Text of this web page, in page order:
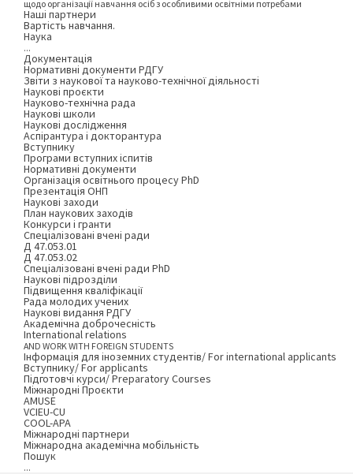
щодо організації навчання осіб з особливими освітніми потребами
Наші партнери
Вартість навчання.
Наука
...
Документація
Нормативні документи РДГУ
Звіти з наукової та науково-технічної діяльності
Наукові проєкти
Науково-технічна рада
Наукові школи
Наукові дослідження
Аспірантура і докторантура
Вступнику
Програми вступних іспитів
Нормативні документи
Організація освітнього процесу PhD
Презентація ОНП
Наукові заходи
План наукових заходів
Конкурси і гранти
Спеціалізовані вчені ради
Д 47.053.01
Д 47.053.02
Спеціалізовані вчені ради PhD
Наукові підрозділи
Підвищення кваліфікації
Рада молодих учених
Наукові видання РДГУ
Академічна доброчесність
International relations
AND WORK WITH FOREIGN STUDENTS
Інформація для іноземних студентів/ For international applicants
Вступнику/ For applicants
Підготовчі курси/ Preparatory Courses
Міжнародні Проєкти
AMUSE
VCIEU-CU
COOL-APA
Міжнародні партнери
Міжнародна академічна мобільність
Пошук
...